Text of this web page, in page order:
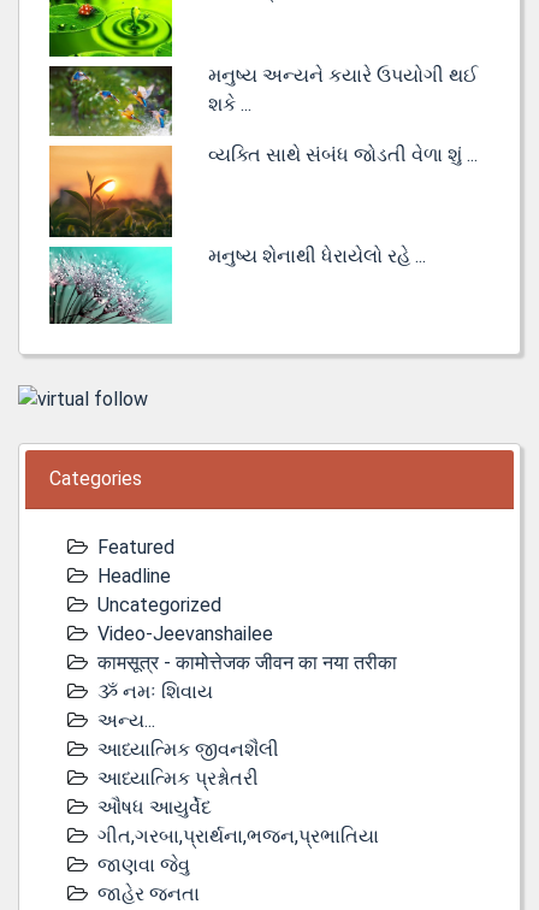
મનુષ્ય અન્યને કયારે ઉપયોગી થઈ
શકે ...
વ્યક્તિ સાથે સંબંધ જોડતી વેળા શું ...
મનુષ્ય શેનાથી ધેરાયેલો રહે ...
Categories
Featured
Headline
Uncategorized
Video-Jeevanshailee
कामसूत्र - कामोत्तेजक जीवन का नया तरीका
ૐ નમઃ શિવાય
અન્ય...
આધ્યાત્મિક જીવનશૈલી
આધ્યાત્મિક પ્રશ્નોતરી
ઔષધ આયુર્વેદ
ગીત,ગરબા,પ્રાર્થના,ભજન,પ્રભાતિયા
જાણવા જેવુ
જાહેર જનતા